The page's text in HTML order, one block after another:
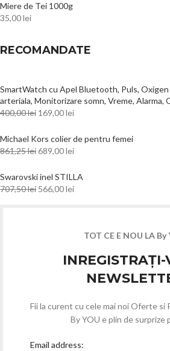
Miere de Tei 1000g
35,00lei
RECOMANDATE
SmartWatch cu Apel Bluetooth, Puls,
arteriala, Monitorizare somn, Vreme, Alarma,
400,00lei 169,00lei
Michael Kors colier de pentru femei
861,25lei689,00lei
Swarovski inel STILLA
707,50lei 566,00lei
TOT CE E NOU LA By
Fii la curent cu cele mai noi Oferte si
By YOU e plin de surprize
Email address: